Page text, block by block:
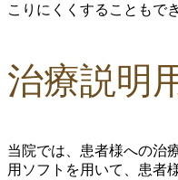
こりにくくする こともで
治療説明
当院では、患者様への治
用ソフトを用いて、患者